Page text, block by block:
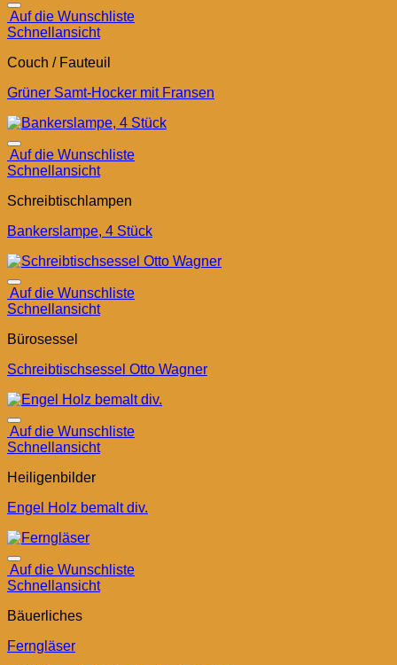
Auf die Wunschliste
Schnellansicht
Couch / Fauteuil
Grüner Samt-Hocker mit Fransen
Auf die Wunschliste
Schnellansicht
Schreibtischlampen
Bankerslampe, 4 Stück
Auf die Wunschliste
Schnellansicht
Bürosessel
Schreibtischsessel Otto Wagner
Auf die Wunschliste
Schnellansicht
Heiligenbilder
Engel Holz bemalt div.
Auf die Wunschliste
Schnellansicht
Bäuerliches
Ferngläser